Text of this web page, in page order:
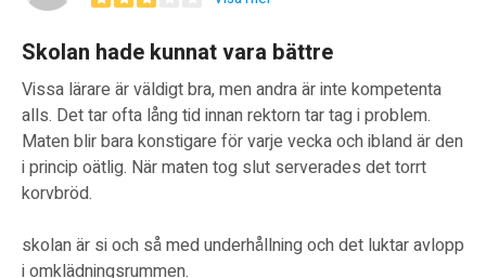
Skolan hade kunnat vara bättre
Vissa lärare är väldigt bra, men andra är inte kompetenta
alls. Det tar ofta lång tid innan rektorn tar tag i problem.
Maten blir bara konstigare för varje vecka och ibland är den
i princip oätlig. När maten tog slut serverades det torrt
korvbröd.
skolan är si och så med underhållning och det luktar avlopp
i omklädningsrummen.